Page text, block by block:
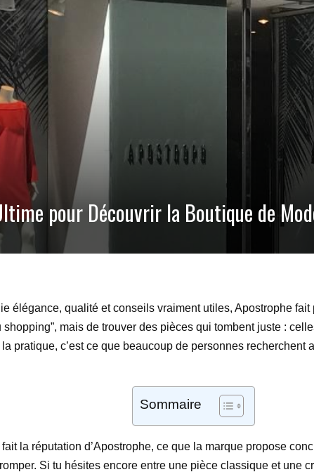
pour Découvrir la Boutique de
élégance, qualité et conseils vraiment utiles, Apostrophe
shopping”, mais de trouver des pièces qui tombent juste :
pratique, c’est ce que beaucoup de personnes recherchent
Sommaire
la réputation d’Apostrophe, ce que la marque propose
Si tu hésites encore entre une pièce classique et une